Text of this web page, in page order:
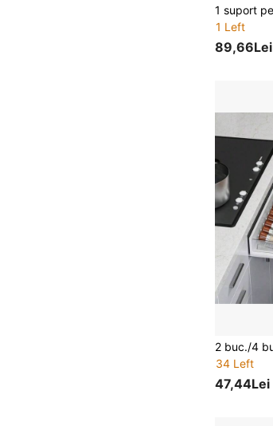
1 Left
89,66Lei
34 Left
47,44Lei